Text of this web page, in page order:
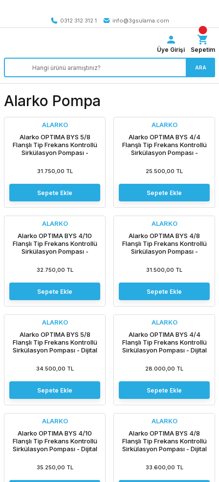
0312 312 312 1
info@3gsulama.com
ARA
Üye Girişi Sepetim
Alarko Pompa
ALARKO
Alarko OPTIMA BYS 5/8
Flanşlı Tip Frekans Kontrollü
Sirkülasyon Pompası -
31.750,00 TL
Sepete Ekle
ALARKO
Alarko OPTIMA BYS 4/4
Flanşlı Tip Frekans Kontrollü
Sirkülasyon Pompası -
25.500,00 TL
Sepete Ekle
ALARKO
Alarko OPTIMA BYS 4/10
Flanşlı Tip Frekans Kontrollü
Sirkülasyon Pompası -
32.750,00 TL
Sepete Ekle
ALARKO
Alarko OPTIMA BYS 4/8
Flanşlı Tip Frekans Kontrollü
Sirkülasyon Pompası -
31.500,00 TL
Sepete Ekle
ALARKO
Alarko OPTIMA BYS 5/8
Flanşlı Tip Frekans Kontrollü
Sirkülasyon Pompası - Dijital
34.500,00 TL
Sepete Ekle
ALARKO
Alarko OPTIMA BYS 4/4
Flanşlı Tip Frekans Kontrollü
Sirkülasyon Pompası - Dijital
28.000,00 TL
Sepete Ekle
ALARKO
Alarko OPTIMA BYS 4/10
Flanşlı Tip Frekans Kontrollü
Sirkülasyon Pompası - Dijital
35.250,00 TL
ALARKO
Alarko OPTIMA BYS 4/8
Flanşlı Tip Frekans Kontrollü
Sirkülasyon Pompası - Dijital
33.600,00 TL